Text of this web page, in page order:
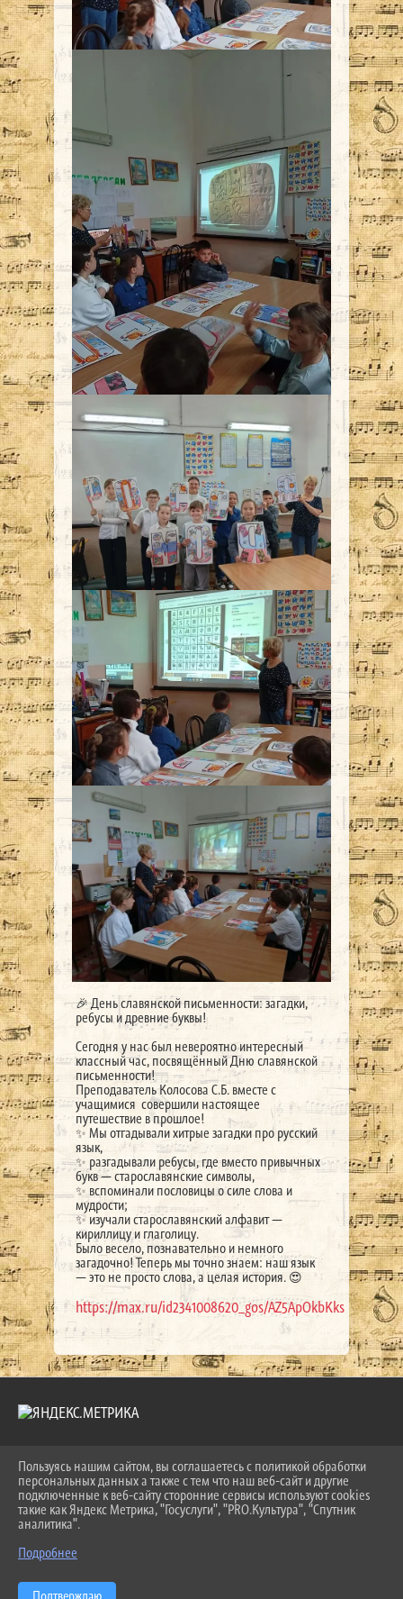
🎉 День славянской письменности: загадки,
ребусы и древние буквы!
Сегодня у нас был невероятно интересный
классный час, посвящённый Дню славянской
письменности!
Преподаватель Колосова С.Б. вместе с
учащимися совершили настоящее
путешествие в прошлое!
✨ Мы отгадывали хитрые загадки про русский
язык,
✨ разгадывали ребусы, где вместо привычных
букв — старославянские символы,
✨ вспоминали пословицы о силе слова и
мудрости;
✨ изучали старославянский алфавит —
кириллицу и глаголицу.
Было весело, познавательно и немного
загадочно! Теперь мы точно знаем: наш язык
— это не просто слова, а целая история. 😍
https://max.ru/id2341008620_gos/AZ5ApOkbKks
2026 Г. LKDSHI.RU
ВХОД
КАРТА САЙТА
ПОЛИТИКА ОБРАБОТКИ ПЕРСОНАЛЬНЫХ ДАННЫХ
СДЕЛАНО НА KUBCMS
Пользуясь нашим сайтом, вы соглашаетесь с политикой обработки
персональных данных а также с тем что наш веб-сайт и другие
подключенные к веб-сайту сторонние сервисы используют cookies
такие как Яндекс Метрика, "Госуслуги", "PRO.Культура", "Спутник
аналитика".
Подробнее